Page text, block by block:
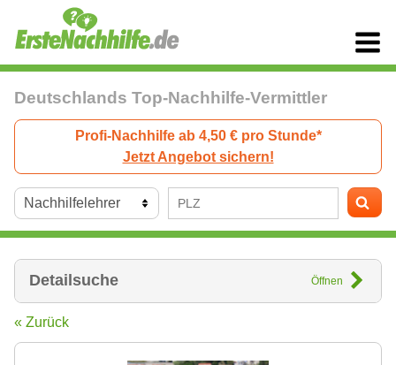
Deutschlands Top-Nachhilfe-Vermittler
Profi-Nachhilfe ab 4,50 € pro Stunde*
Jetzt Angebot sichern!
Detailsuche Öffnen
« Zurück